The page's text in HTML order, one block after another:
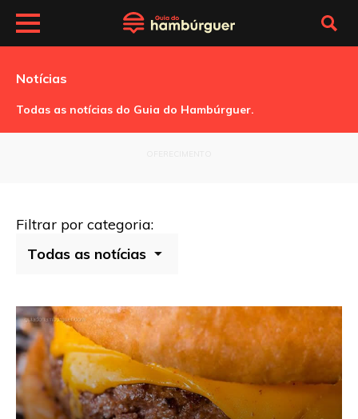
Notícias
Todas as notícias do Guia do Hambúrguer.
Filtrar por categoria: